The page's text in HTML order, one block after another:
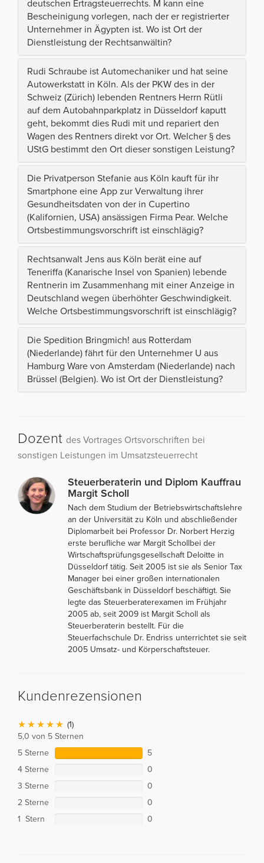
deutschen Ertragsteuerrechts. M kann eine
Bescheinigung vorlegen, nach der er registrierter
Unternehmer in Ägypten ist. Wo ist Ort der
Dienstleistung der Rechtsanwältin?
Rudi Schraube ist Automechaniker und hat seine
Autowerkstatt in Köln. Als der PKW des in der
Schweiz (Zürich) lebenden Rentners Herrn Rütli
auf dem Autobahnparkplatz in Düsseldorf kaputt
geht, bekommt dies Rudi mit und repariert den
Wagen des Rentners direkt vor Ort. Welcher § des
UStG bestimmt den Ort dieser sonstigen Leistung?
Die Privatperson Stefanie aus Köln kauft für ihr
Smartphone eine App zur Verwaltung ihrer
Gesundheitsdaten von der in Cupertino
(Kalifornien, USA) ansässigen Firma Pear. Welche
Ortsbestimmungsvorschrift ist einschlägig?
Rechtsanwalt Jens aus Köln berät eine auf
Teneriffa (Kanarische Insel von Spanien) lebende
Rentnerin im Zusammenhang mit einer Anzeige in
Deutschland wegen überhöhter Geschwindigkeit.
Welche Ortsbestimmungsvorschrift ist einschlägig?
Die Spedition Bringmich! aus Rotterdam
(Niederlande) fährt für den Unternehmer U aus
Hamburg Ware von Amsterdam (Niederlande) nach
Brüssel (Belgien). Wo ist Ort der Dienstleistung?
Dozent des Vortrages Ortsvorschriften bei
sonstigen Leistungen im Umsatzsteuerrecht
Steuerberaterin und Diplom Kauffrau
Margit Scholl
Nach dem Studium der Betriebswirtschaftslehre
an der Universität zu Köln und abschließender
Diplomarbeit bei Professor Dr. Norbert Herzig
erste berufliche war Margit Schollbei der
Wirtschaftsprüfungsgesellschaft Deloitte in
Düsseldorf tätig. Seit 2005 ist sie als Senior Tax
Manager bei einer großen internationalen
Geschäftsbank in Düsseldorf beschäftigt. Sie
legte das Steuerberaterexamen im Frühjahr
2005 ab, seit 2009 ist Margit Scholl als
Steuerberaterin bestellt. Für die
Steuerfachschule Dr. Endriss unterrichtet sie seit
2005 Umsatz- und Körperschaftsteuer.
Kundenrezensionen
(1)
5,0 von 5 Sternen
5 Sterne
5
4 Sterne
0
3 Sterne
0
2 Sterne
0
1 Stern
0